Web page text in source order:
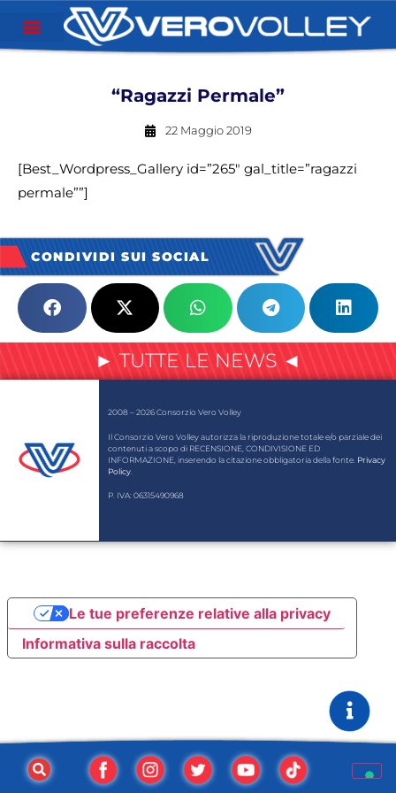
“Ragazzi Permale”
22 Maggio 2019
[Best_Wordpress_Gallery id=”265″ gal_title=”ragazzi
permale””]
CONDIVIDI SUI SOCIAL
► TUTTE LE NEWS ◄
2008 – 2026 Consorzio Vero Volley
Il Consorzio Vero Volley autorizza la riproduzione totale e/o parziale dei
contenuti a scopo di RECENSIONE, CONDIVISIONE ED
INFORMAZIONE, inserendo la citazione obbligatoria della fonte. Privacy
Policy
P. IVA: 06315490968
Informativa sulla raccolta
Le tue preferenze relative alla privacy